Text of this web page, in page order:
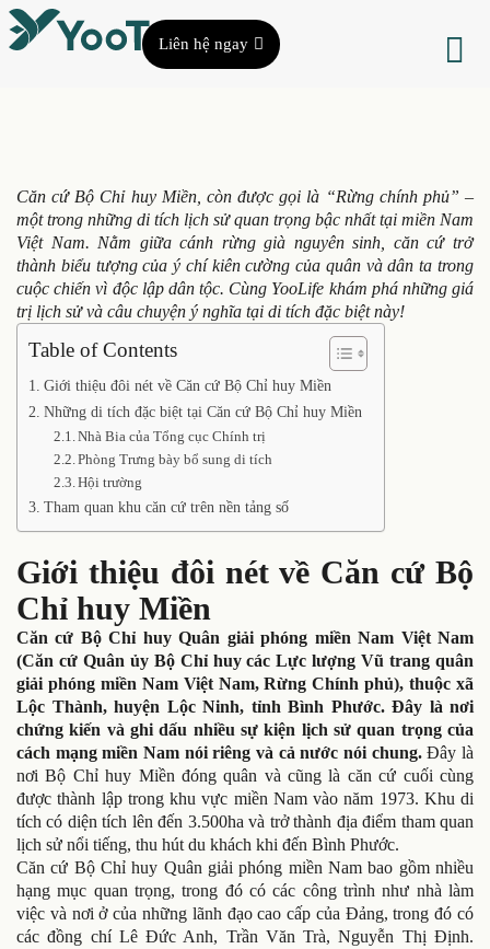
Liên hệ ngay
Căn cứ Bộ Chỉ huy Miền, còn được gọi là “Rừng chính phủ” –
một trong những di tích lịch sử quan trọng bậc nhất tại miền Nam
Việt Nam. Nằm giữa cánh rừng già nguyên sinh, căn cứ trở
thành biểu tượng của ý chí kiên cường của quân và dân ta trong
cuộc chiến vì độc lập dân tộc. Cùng YooLife khám phá những giá
trị lịch sử và câu chuyện ý nghĩa tại di tích đặc biệt này!
Table of Contents
Giới thiệu đôi nét về Căn cứ Bộ Chỉ huy Miền
Những di tích đặc biệt tại Căn cứ Bộ Chỉ huy Miền
Nhà Bia của Tổng cục Chính trị
Phòng Trưng bày bổ sung di tích
Hội trường
Tham quan khu căn cứ trên nền tảng số
Giới thiệu đôi nét về Căn cứ Bộ
Chỉ huy Miền
Căn cứ Bộ Chỉ huy Quân giải phóng miền Nam Việt Nam
(Căn cứ Quân ủy Bộ Chỉ huy các Lực lượng Vũ trang quân
giải phóng miền Nam Việt Nam, Rừng Chính phủ), thuộc xã
Lộc Thành, huyện Lộc Ninh, tỉnh Bình Phước. Đây là nơi
chứng kiến và ghi dấu nhiều sự kiện lịch sử quan trọng của
cách mạng miền Nam nói riêng và cả nước nói chung.Đây là
nơi Bộ Chỉ huy Miền đóng quân và cũng là căn cứ cuối cùng
được thành lập trong khu vực miền Nam vào năm 1973. Khu di
tích có diện tích lên đến 3.500ha và trở thành địa điểm tham quan
lịch sử nổi tiếng, thu hút du khách khi đến Bình Phước.
Căn cứ Bộ Chỉ huy Quân giải phóng miền Nam bao gồm nhiều
hạng mục quan trọng, trong đó có các công trình như nhà làm
việc và nơi ở của những lãnh đạo cao cấp của Đảng, trong đó có
các đồng chí Lê Đức Anh, Trần Văn Trà, Nguyễn Thị Định.